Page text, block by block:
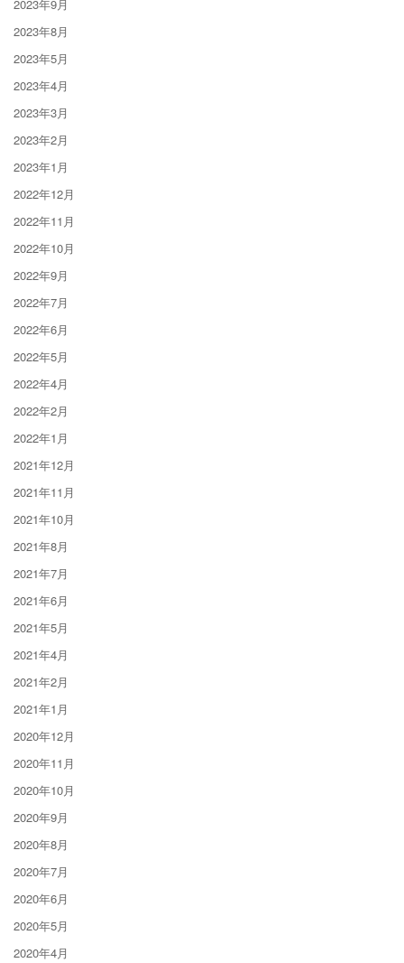
2023年9月
2023年8月
2023年5月
2023年4月
2023年3月
2023年2月
2023年1月
2022年12月
2022年11月
2022年10月
2022年9月
2022年7月
2022年6月
2022年5月
2022年4月
2022年2月
2022年1月
2021年12月
2021年11月
2021年10月
2021年8月
2021年7月
2021年6月
2021年5月
2021年4月
2021年2月
2021年1月
2020年12月
2020年11月
2020年10月
2020年9月
2020年8月
2020年7月
2020年6月
2020年5月
2020年4月